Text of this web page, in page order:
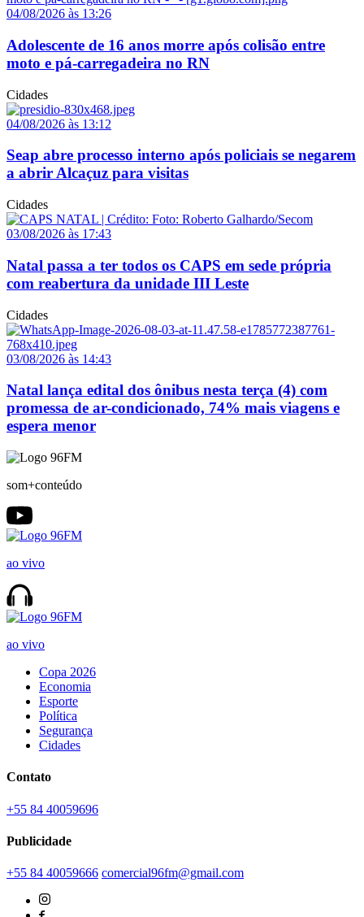
04/08/2026 às 13:26
Adolescente de 16 anos morre após colisão entre
moto e pá-carregadeira no RN
Cidades
04/08/2026 às 13:12
Seap abre processo interno após policiais se negarem
a abrir Alcaçuz para visitas
Cidades
03/08/2026 às 17:43
Natal passa a ter todos os CAPS em sede própria
com reabertura da unidade III Leste
Cidades
03/08/2026 às 14:43
Natal lança edital dos ônibus nesta terça (4) com
promessa de ar-condicionado, 74% mais viagens e
espera menor
som+conteúdo
ao vivo
ao vivo
Copa 2026
Economia
Esporte
Política
Segurança
Cidades
Contato
+55 84 40059696
Publicidade
+55 84 40059666 comercial96fm@gmail.com